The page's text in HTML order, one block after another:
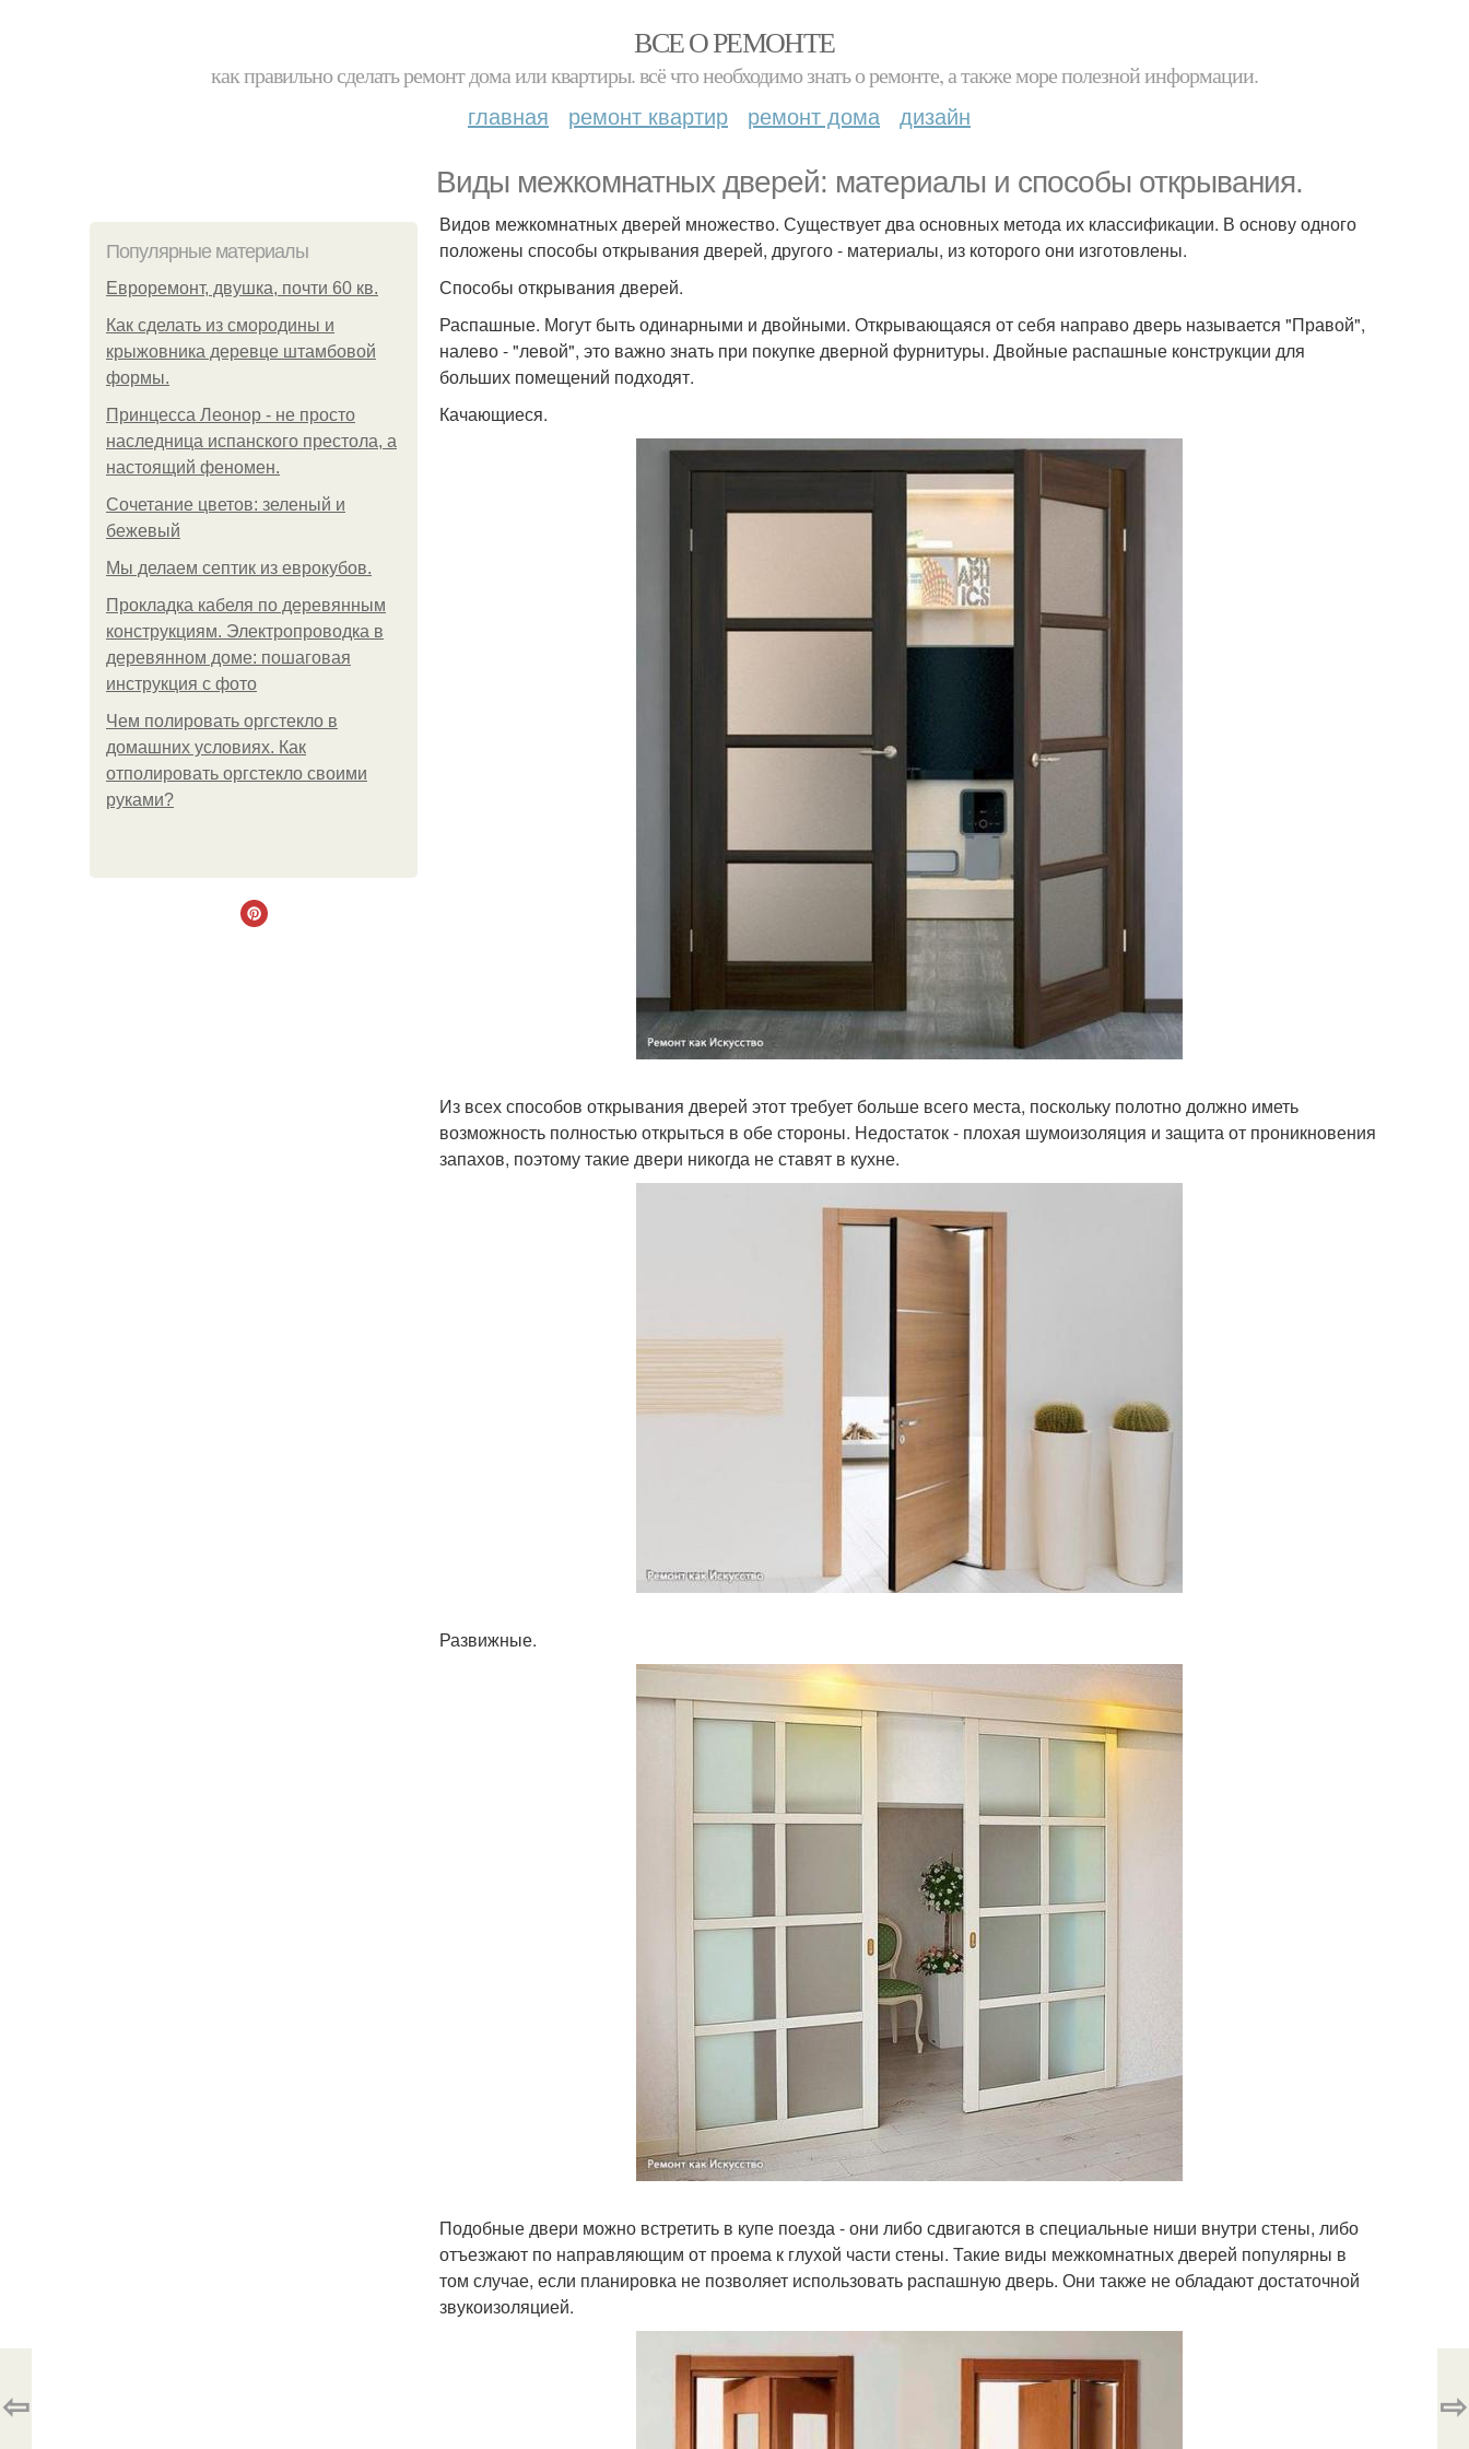
ВСЕ О РЕМОНТЕ
как правильно сделать ремонт дома или квартиры. всё что необходимо знать о ремонте, а также море полезной информации.
главная ремонт квартир ремонт дома дизайн
Виды межкомнатных дверей: материалы и способы открывания.
Популярные материалы
Евроремонт, двушка, почти 60 кв.
Как сделать из смородины и
крыжовника деревце штамбовой
формы.
Принцесса Леонор - не просто
наследница испанского престола, а
настоящий феномен.
Сочетание цветов: зеленый и
бежевый
Мы делаем септик из еврокубов.
Прокладка кабеля по деревянным
конструкциям. Электропроводка в
деревянном доме: пошаговая
инструкция с фото
Чем полировать оргстекло в
домашних условиях. Как
отполировать оргстекло своими
руками?
Видов межкомнатных дверей множество. Существует два основных метода их классификации. В основу одного
положены способы открывания дверей, другого - материалы, из которого они изготовлены.
Способы открывания дверей.
Распашные. Могут быть одинарными и двойными. Открывающаяся от себя направо дверь называется "Правой",
налево - "левой", это важно знать при покупке дверной фурнитуры. Двойные распашные конструкции для
больших помещений подходят.
Качающиеся.
Из всех способов открывания дверей этот требует больше всего места, поскольку полотно должно иметь
возможность полностью открыться в обе стороны. Недостаток - плохая шумоизоляция и защита от проникновения
запахов, поэтому такие двери никогда не ставят в кухне.
Развижные.
Подобные двери можно встретить в купе поезда - они либо сдвигаются в специальные ниши внутри стены, либо
отъезжают по направляющим от проема к глухой части стены. Такие виды межкомнатных дверей популярны в
том случае, если планировка не позволяет использовать распашную дверь. Они также не обладают достаточной
звукоизоляцией.
⇦ ⇨